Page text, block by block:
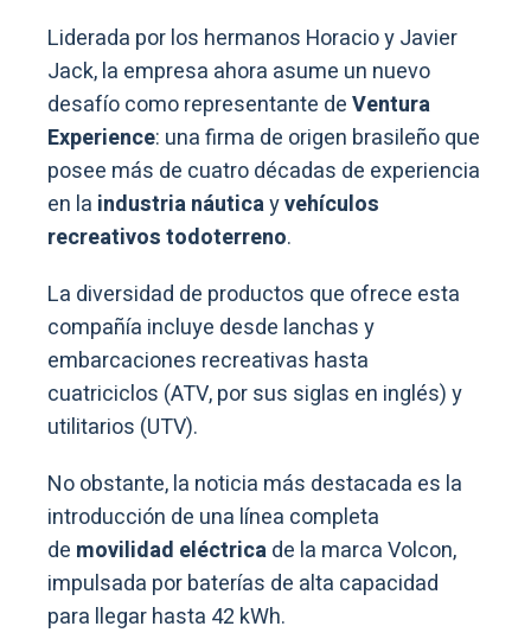
Liderada por los hermanos Horacio y Javier
Jack, la empresa ahora asume un nuevo
desafío como representante deVentura
Experience: una firma de origen brasileño que
posee más de cuatro décadas de experiencia
en la industria náuticayvehículos
recreativos todoterreno.
La diversidad de productos que ofrece esta
compañía incluye desde lanchas y
embarcaciones recreativas hasta
cuatriciclos (ATV, por sus siglas en inglés) y
utilitarios (UTV).
No obstante, la noticia más destacada es la
introducción de una línea completa
de movilidad eléctricade la marca Volcon,
impulsada por baterías de alta capacidad
para llegar hasta 42 kWh.